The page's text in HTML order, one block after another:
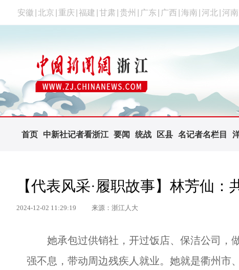
安徽 北京 重庆 福建 甘肃 贵州 广东 广西 海南 河北 河南
首页 中新社记者看浙江 要闻 统战 区县 名记者名栏目
【代表风采·履职故事】林芳仙：
2024-12-02 11:29:19 来源：浙江人大
她承包过供销社，开过饭店、保洁公司，
强不息，带动周边残疾人就业。她就是衢州市